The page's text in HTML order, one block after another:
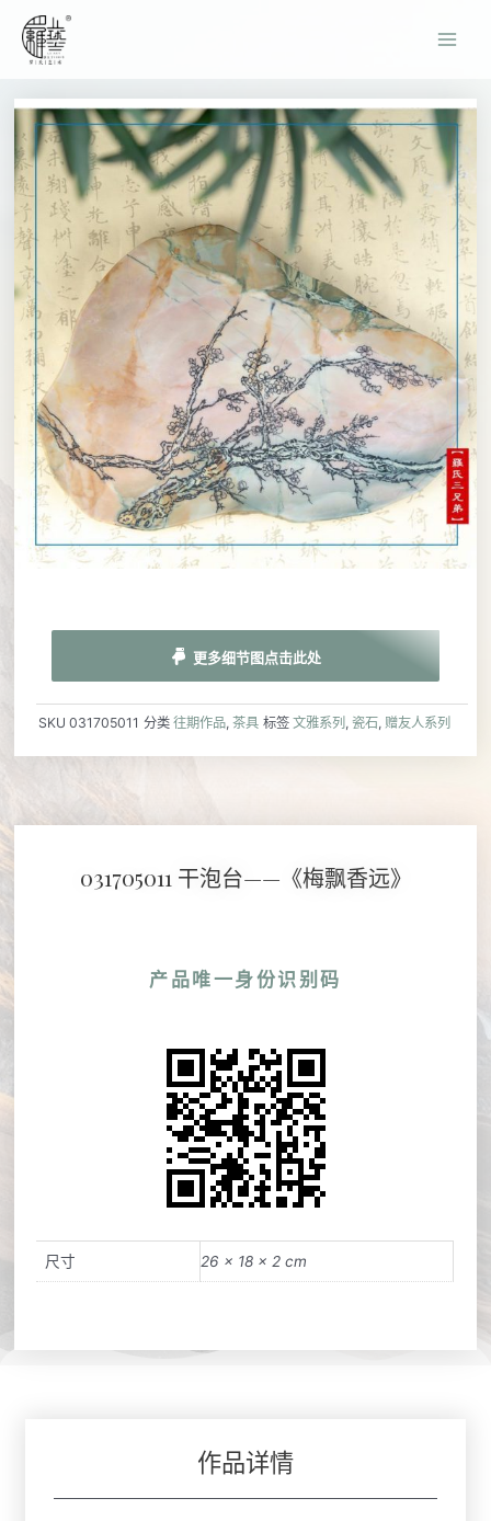
更多细节图点击此处
SKU 031705011 分类 往期作品,茶具 标签 文雅系列 ,瓷石, 赠友人系列
031705011 干泡台——《梅飘香远》
产品唯一身份识别码
尺寸 26 × 18 × 2 cm
作品详情